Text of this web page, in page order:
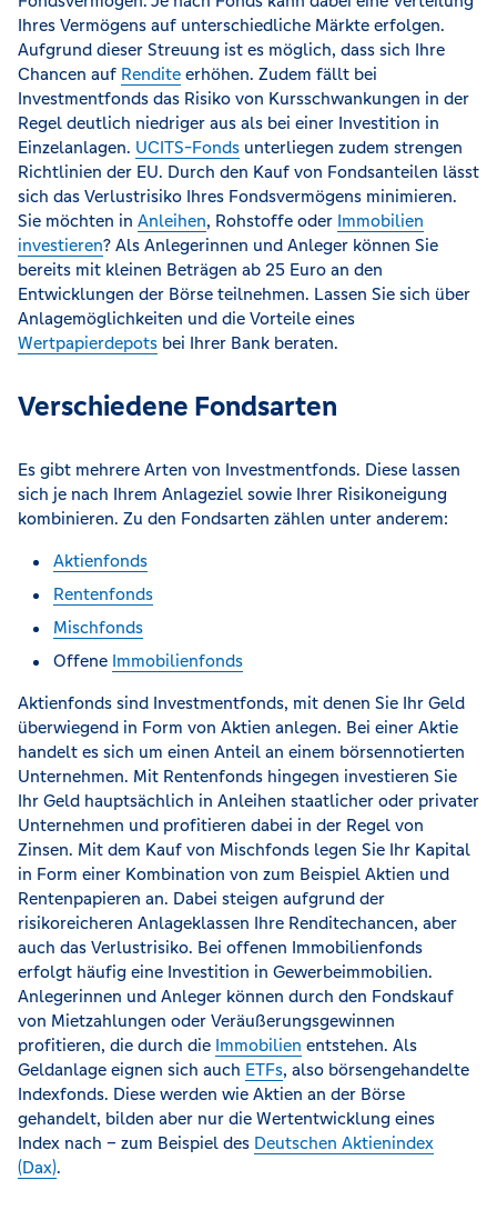
Ihres Vermögens auf unterschiedliche Märkte erfolgen.
Aufgrund dieser Streuung ist es möglich, dass sich Ihre
Chancen auf Rendite erhöhen. Zudem fällt bei
Investmentfonds das Risiko von Kursschwankungen in der
Regel deutlich niedriger aus als bei einer Investition in
Einzelanlagen. UCITS-Fonds unterliegen zudem strengen
Richtlinien der EU. Durch den Kauf von Fondsanteilen lässt
sich das Verlustrisiko Ihres Fondsvermögens minimieren.
Sie möchten in Anleihen, Rohstoffe oder Immobilien
investieren? Als Anlegerinnen und Anleger können Sie
bereits mit kleinen Beträgen ab 25 Euro an den
Entwicklungen der Börse teilnehmen. Lassen Sie sich über
Anlagemöglichkeiten und die Vorteile eines
Wertpapierdepots bei Ihrer Bank beraten.
Verschiedene Fondsarten
Es gibt mehrere Arten von Investmentfonds. Diese lassen
sich je nach Ihrem Anlageziel sowie Ihrer Risikoneigung
kombinieren. Zu den Fondsarten zählen unter anderem:
Aktienfonds
Rentenfonds
Mischfonds
Offene Immobilienfonds
Aktienfonds sind Investmentfonds, mit denen Sie Ihr Geld
überwiegend in Form von Aktien anlegen. Bei einer Aktie
handelt es sich um einen Anteil an einem börsennotierten
Unternehmen. Mit Rentenfonds hingegen investieren Sie
Ihr Geld hauptsächlich in Anleihen staatlicher oder privater
Unternehmen und profitieren dabei in der Regel von
Zinsen. Mit dem Kauf von Mischfonds legen Sie Ihr Kapital
in Form einer Kombination von zum Beispiel Aktien und
Rentenpapieren an. Dabei steigen aufgrund der
risikoreicheren Anlageklassen Ihre Renditechancen, aber
auch das Verlustrisiko. Bei offenen Immobilienfonds
erfolgt häufig eine Investition in Gewerbeimmobilien.
Anlegerinnen und Anleger können durch den Fondskauf
von Mietzahlungen oder Veräußerungsgewinnen
profitieren, die durch die Immobilien entstehen. Als
Geldanlage eignen sich auch ETFs, also börsengehandelte
Indexfonds. Diese werden wie Aktien an der Börse
gehandelt, bilden aber nur die Wertentwicklung eines
Index nach – zum Beispiel des Deutschen Aktienindex
(Dax).